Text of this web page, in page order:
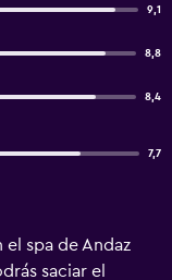
9,1
8,8
8,4
7,7
el spa de Andaz
saciar el